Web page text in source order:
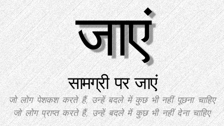
जाएं
सामग्री पर जाएं
जो लोग पेशकश करते हैं, उन्हें बदले में कुछ भी नहीं पूछना चाहिए
जो लोग प्राप्त करते हैं, उन्हें बदले में कुछ भी नहीं देना चाहिए